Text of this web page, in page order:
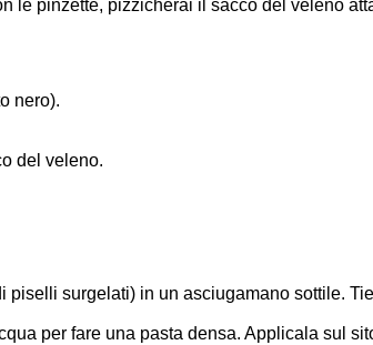
le pinzette, pizzicherai il sacco del veleno
nero).
del veleno.
piselli surgelati) in un asciugamano sottile.
per fare una pasta densa. Applicala sul